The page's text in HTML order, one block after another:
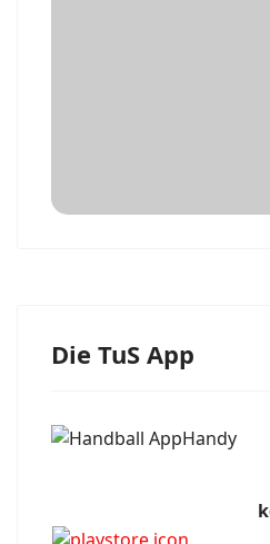
Die TuS App